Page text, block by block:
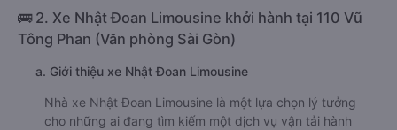
🚌 2. Xe Nhật Đoan Limousine khởi hành tại 110 Vũ
Tông Phan (Văn phòng Sài Gòn)
a. Giới thiệu xe Nhật Đoan Limousine
Nhà xe Nhật Đoan Limousine là một lựa chọn lý tưởng
cho những ai đang tìm kiếm một dịch vụ vận tải hành